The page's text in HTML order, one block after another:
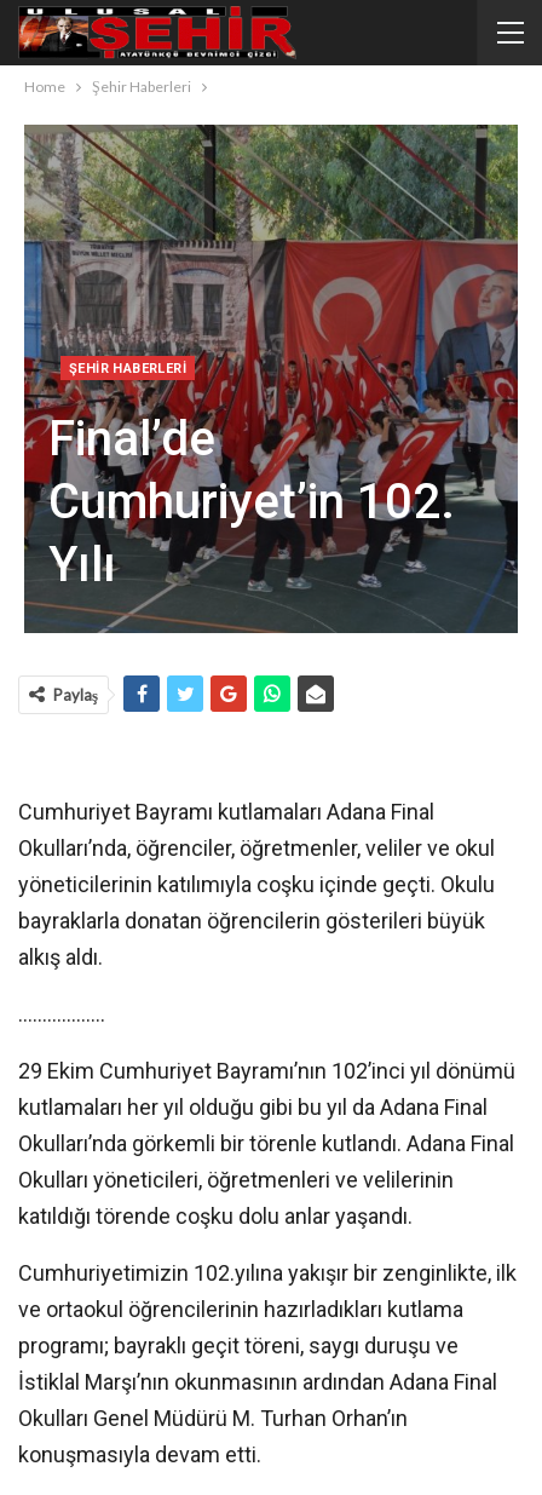
Home Şehir Haberleri
ŞEHIR HABERLERI
Final’de
Cumhuriyet’in 102.
Yılı
Paylaş
Cumhuriyet Bayramı kutlamaları Adana Final
Okulları’nda, öğrenciler, öğretmenler, veliler ve okul
yöneticilerinin katılımıyla coşku içinde geçti. Okulu
bayraklarla donatan öğrencilerin gösterileri büyük
alkış aldı.
………………
29 Ekim Cumhuriyet Bayramı’nın 102’inci yıl dönümü
kutlamaları her yıl olduğu gibi bu yıl da Adana Final
Okulları’nda görkemli bir törenle kutlandı. Adana Final
Okulları yöneticileri, öğretmenleri ve velilerinin
katıldığı törende coşku dolu anlar yaşandı.
Cumhuriyetimizin 102.yılına yakışır bir zenginlikte, ilk
ve ortaokul öğrencilerinin hazırladıkları kutlama
programı; bayraklı geçit töreni, saygı duruşu ve
İstiklal Marşı’nın okunmasının ardından Adana Final
Okulları Genel Müdürü M. Turhan Orhan’ın
konuşmasıyla devam etti.